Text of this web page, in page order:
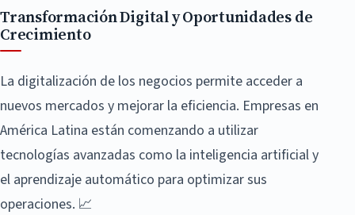
Transformación Digital y Oportunidades de
Crecimiento
La digitalización de los negocios permite acceder a
nuevos mercados y mejorar la eficiencia. Empresas en
América Latina están comenzando a utilizar
tecnologías avanzadas como la inteligencia artificial y
el aprendizaje automático para optimizar sus
operaciones. 📈